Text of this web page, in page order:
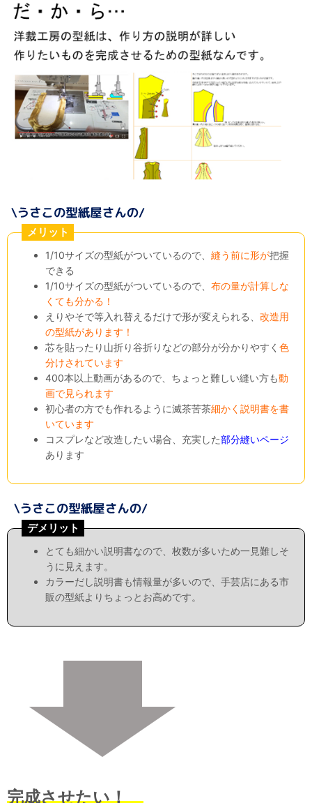
メリット
1/10サイズの型紙がついているので、縫う前に形が把握
できる
1/10サイズの型紙がついているので、布の量が計算しな
くても分かる！
えりやそで等入れ替えるだけで形が変えられる、改造用
の型紙があります！
芯を貼ったり山折り谷折りなどの部分が分かりやすく色
分けされています
400本以上動画があるので、ちょっと難しい縫い方も動
画で見られます
初心者の方でも作れるように滅茶苦茶細かく説明書を書
いています
コスプレなど改造したい場合、充実した部分縫いページ
あります
デメリット
とても細かい説明書なので、枚数が多いため一見難しそ
うに見えます。
カラーだし説明書も情報量が多いので、手芸店にある市
販の型紙よりちょっとお高めです。
完成させたい！